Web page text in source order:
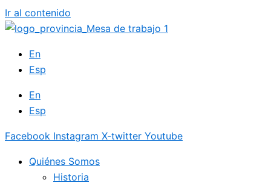
Ir al contenido
En
Esp
En
Esp
Facebook Instagram X-twitter Youtube
Quiénes Somos
Historia